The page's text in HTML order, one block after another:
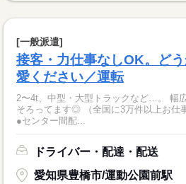
[一般派遣]
接客・力仕事なしOK。ど
愛ください／運転
2〜4t、中型・大型トラックなど…。 幅
そろってます◎ （全国に3万件以上お仕事あり！） 【
●センター間配...
ドライバー・配達・配送
愛知県豊橋市/運動公園前駅